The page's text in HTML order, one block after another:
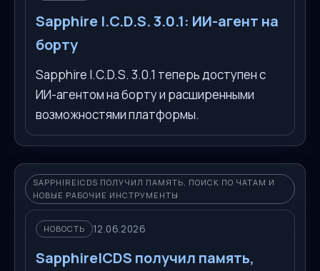
Sapphire I.C.D.S. 3.0.1: ИИ-агент на
борту
Sapphire I.C.D.S. 3.0.1 теперь доступен с
ИИ-агентом на борту и расширенными
возможностями платформы.
SAPPHIREICDS ПОЛУЧИЛ ПАМЯТЬ, ПОИСК ПО ЧАТАМ И
НОВЫЕ РАБОЧИЕ ИНСТРУМЕНТЫ
НОВОСТЬ 12.06.2026
SapphireICDS получил память,